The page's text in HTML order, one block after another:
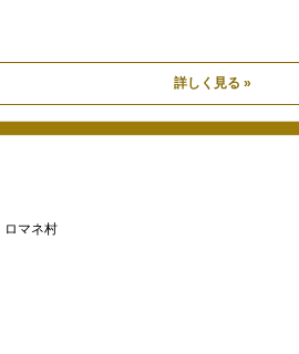
詳しく見る »
ロマネ村